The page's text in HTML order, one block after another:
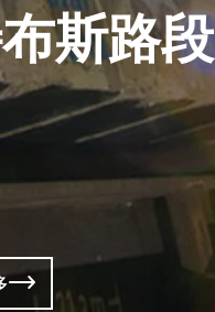
斯路段